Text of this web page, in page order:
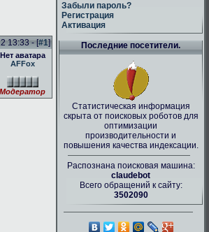
13:33 - [#1]
Нет аватара
AFFox
Модератор
Забыли пароль?
Регистрация
Активация
Последние посетители.
Статистическая информация
скрыта от поисковых роботов для
оптимизации
производительности и
повышения качества индексации.
Распознана поисковая машина:
claudebot
Всего обращений к сайту:
3502090